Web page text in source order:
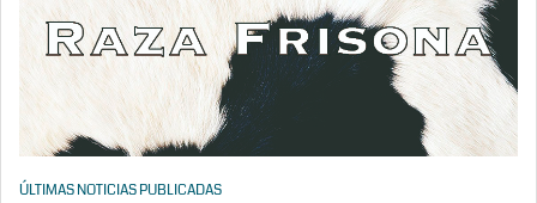
ÚLTIMAS NOTICIAS PUBLICADAS